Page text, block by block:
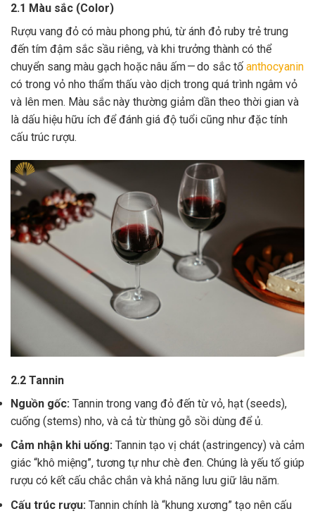
2.1 Màu sắc (Color)
Rượu vang đỏ có màu phong phú, từ ánh đỏ ruby trẻ trung
đến tím đậm sắc sầu riêng, và khi trưởng thành có thể
chuyển sang màu gạch hoặc nâu ấm — do sắc tố anthocyanin
có trong vỏ nho thẩm thấu vào dịch trong quá trình ngâm vỏ
và lên men. Màu sắc này thường giảm dần theo thời gian và
là dấu hiệu hữu ích để đánh giá độ tuổi cũng như đặc tính
cấu trúc rượu.
2.2 Tannin
Nguồn gốc: Tannin trong vang đỏ đến từ vỏ, hạt (seeds),
cuống (stems) nho, và cả từ thùng gỗ sồi dùng để ủ.
Cảm nhận khi uống: Tannin tạo vị chát (astringency) và cảm
giác “khô miệng”, tương tự như chè đen. Chúng là yếu tố giúp
rượu có kết cấu chắc chắn và khả năng lưu giữ lâu năm.
Cấu trúc rượu: Tannin chính là “khung xương” tạo nên cấu